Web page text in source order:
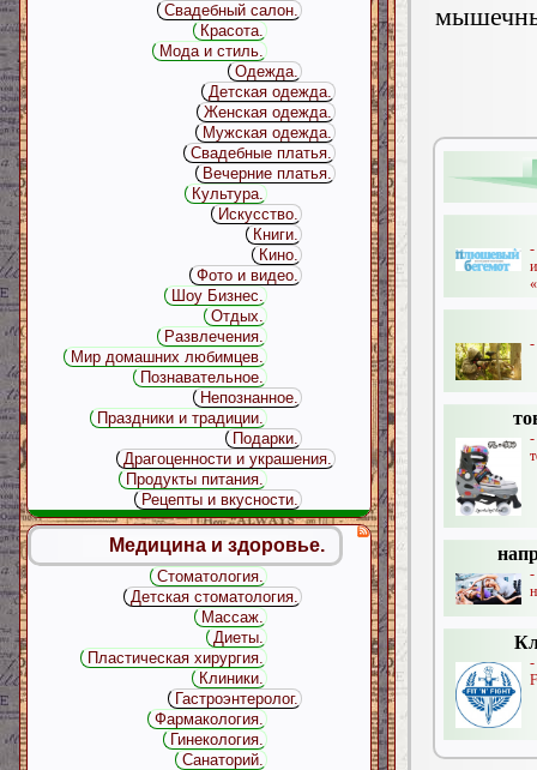
-
-
-
-
Свадебный салон.
Красота.
Мода и стиль.
Одежда.
Детская одежда.
Женская одежда.
Мужская одежда.
Свадебные платья.
Вечерние платья.
Культура.
Искусство.
Книги.
Кино.
Фото и видео.
Шоу Бизнес.
Отдых.
Развлечения.
Мир домашних любимцев.
Познавательное.
Непознанное.
Праздники и традиции.
Подарки.
Драгоценности и украшения.
Продукты питания.
Рецепты и вкусности.
Медицина и здоровье.
Стоматология.
Детская стоматология.
Массаж.
Диеты.
Пластическая хирургия.
Клиники.
Гастроэнтеролог.
Фармакология.
Гинекология.
Санаторий.